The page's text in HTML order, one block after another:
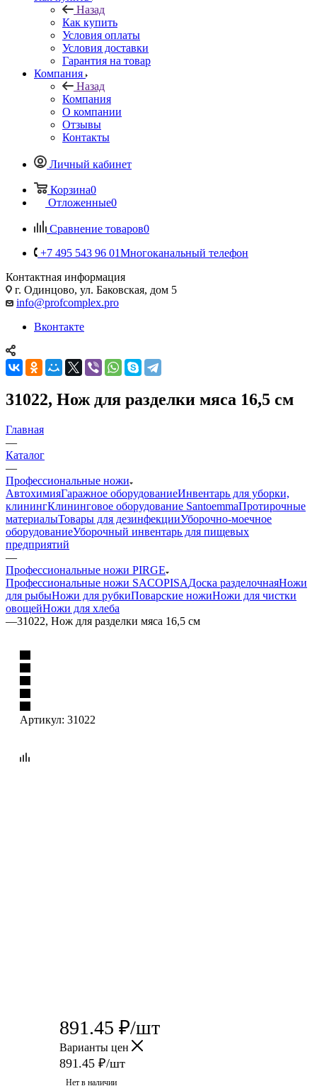
Назад
Как купить
Условия оплаты
Условия доставки
Гарантия на товар
Компания
Назад
Компания
О компании
Отзывы
Контакты
Личный кабинет
Корзина0
Отложенные0
Сравнение товаров0
+7 495 543 96 01Многоканальный телефон
Контактная информация
г. Одинцово, ул. Баковская, дом 5
info@profcomplex.pro
Вконтакте
31022, Нож для разделки мяса 16,5 см
Главная
—
Каталог
—
Профессиональные ножи
АвтохимияГаражное оборудованиеИнвентарь для уборки,
клинингКлининговое оборудование SantoemmaПротирочные
материалыТовары для дезинфекцииУборочно-моечное
оборудованиеУборочный инвентарь для пищевых
предприятий
—
Профессиональные ножи PIRGE
Профессиональные ножи SACOPISAДоска разделочнаяНожи
для рыбыНожи для рубкиПоварские ножиНожи для чистки
овощейНожи для хлеба
—31022, Нож для разделки мяса 16,5 см
Артикул: 31022
891.45 ₽/шт
Варианты цен
891.45 ₽/шт
Нет в наличии